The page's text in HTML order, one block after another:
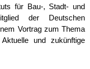
für Bau-, Stadt- und
der Deutschen
Vortrag zum Thema
und zukünftige